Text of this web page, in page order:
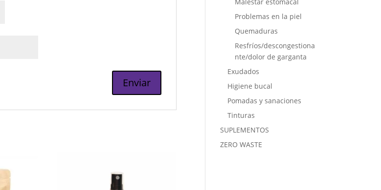
Problemas en la piel
Quemaduras
Resfríos/descongestiona
nte/dolor de garganta
Exudados
Higiene bucal
Pomadas y sanaciones
Tinturas
SUPLEMENTOS
ZERO WASTE